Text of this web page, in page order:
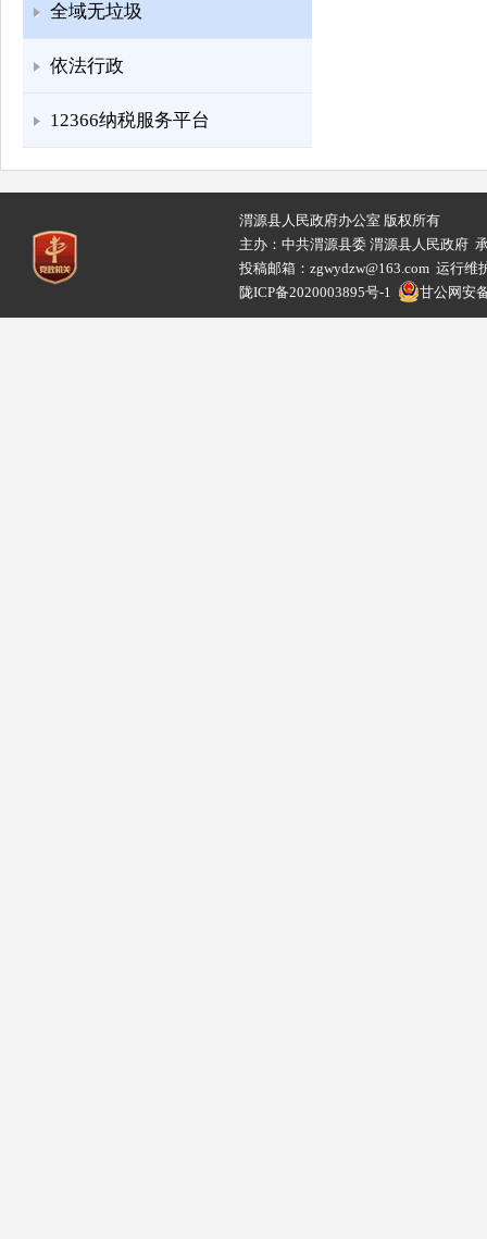
全域无垃圾
依法行政
12366纳税服务平台
渭源县人民政府办公室 版权所有
主办：中共渭源县委 渭源县人民政府
投稿邮箱：zgwydzw@163.com 运行维
陇ICP备2020003895号-1
甘公网安